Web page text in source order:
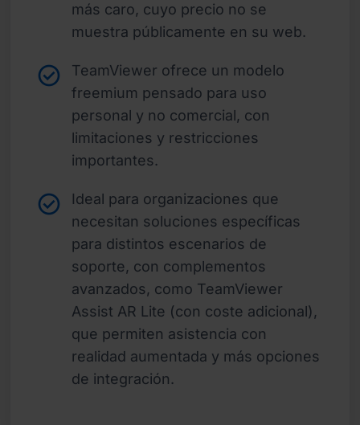
más caro, cuyo precio no se
muestra públicamente en su web.
TeamViewer ofrece un modelo
freemium pensado para uso
personal y no comercial, con
limitaciones y restricciones
importantes.
Ideal para organizaciones que
necesitan soluciones específicas
para distintos escenarios de
soporte, con complementos
avanzados, como TeamViewer
Assist AR Lite (con coste adicional),
que permiten asistencia con
realidad aumentada y más opciones
de integración.